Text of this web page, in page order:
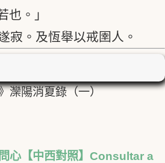
也。」
寂。及恆舉以戒圉人。
灤陽消夏錄（一）
心【中西對照】Consultar a